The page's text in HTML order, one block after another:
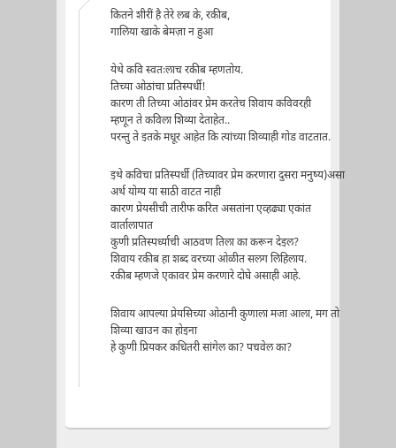
कितने शीरीं है तेरे लब के, रकीब,
गालिया खाके बेमज़ा न हुआ
येथे कवि स्वतःलाच रकीब म्हणतोय.
तिच्या ओठांचा प्रतिस्पर्धी!
कारण ती तिच्या ओठांवर प्रेम करतेच शिवाय कविवरही
म्हणून ते कविला शिव्या देताहेत..
परन्तु ते इतके मधूर आहेत कि त्यांच्या शिव्याही गोड वाटतात.
इथे कविचा प्रतिस्पर्धी (तिच्यावर प्रेम करणारा दुसरा मनुष्य)असा
अर्थ योग्य या साठी वाटत नाही
कारण प्रेयसीची तारीफ करित असतांना एव्हढ्या एकांत
वार्तालापात
कुणी प्रतिस्पर्ध्याची आठवण तिला का करून देइल?
शिवाय रकीब हा शब्द वरच्या ओळीत सलग लिहिलाय.
रकीब म्हणजे एकावर प्रेम करणारे दोघे असाही आहे.
शिवाय आपल्या प्रेयसिच्या ओठानी कुणाला मजा आला, मग तो
शिव्या खाउन का होइना
हे कुणी प्रियकर कधितरी सांगेल का? पचवेल का?